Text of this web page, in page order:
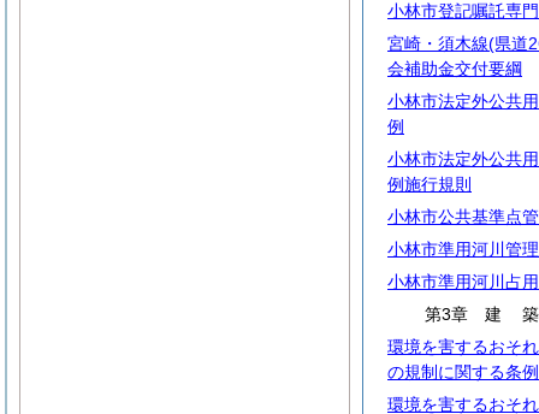
小林市登記嘱託専
宮崎・須木線(県道
会補助金交付要綱
小林市法定外公共
例
小林市法定外公共
例施行規則
小林市公共基準点
小林市準用河川管
小林市準用河川占
第3章 建築
環境を害するおそ
の規制に関する条例
環境を害するおそ